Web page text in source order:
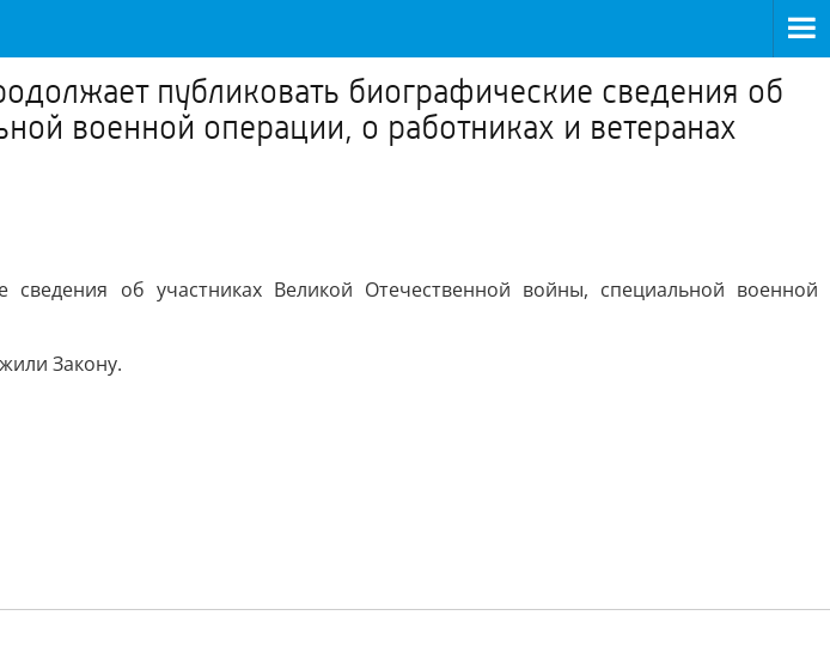
публиковать биографические сведения об
военной операции, о работниках и ветеранах
сведения об участниках Великой Отечественной войны, специальной военной
Закону.